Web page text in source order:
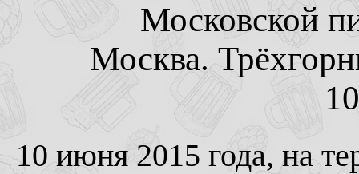
Московской
Москва.
10 июня 2015 года, на